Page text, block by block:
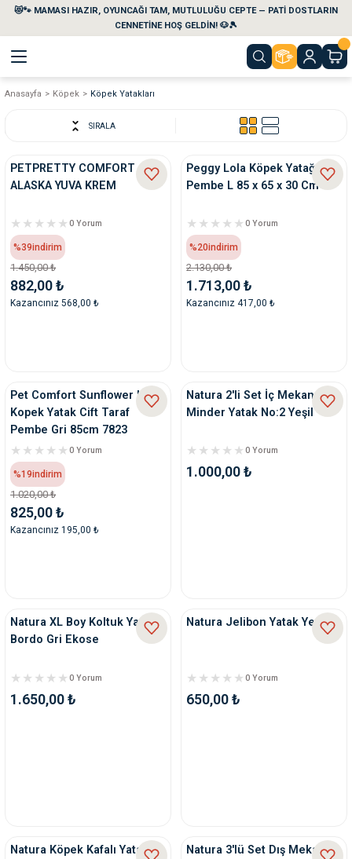
😻🐾 MAMASI HAZIR, OYUNCAĞI TAM, MUTLULUĞU CEPTE — PATİ DOSTLARIN
CENNETİNE HOŞ GELDİN! 🐶🎾
Geri Dön
Geri Dön
Temizlik Ürünleri
Su Kabları
Kemikleri
Seyahat Ürünleri
Geri Dön
Geri Dön
Geri Dön
Geri Dön
Anasayfa Köpek Köpek Yatakları
SIRALA
PETPRETTY COMFORT
ALASKA YUVA KREM
0 Yorum
%39indirim
1.450,00 ₺
882,00 ₺
Kazancınız 568,00 ₺
Peggy Lola Köpek Yatağı
Pembe L 85 x 65 x 30 Cm
0 Yorum
%20indirim
2.130,00 ₺
1.713,00 ₺
Kazancınız 417,00 ₺
Pet Comfort Sunflower Kedi
Kopek Yatak Cift Taraf
Pembe Gri 85cm 7823
0 Yorum
%19indirim
1.020,00 ₺
825,00 ₺
Kazancınız 195,00 ₺
Natura 2'li Set İç Mekan
Minder Yatak No:2 Yeşil
0 Yorum
1.000,00 ₺
Natura XL Boy Koltuk Yatak
Bordo Gri Ekose
0 Yorum
1.650,00 ₺
Natura Jelibon Yatak Yeşil
0 Yorum
650,00 ₺
Natura Köpek Kafalı Yatak
Natura 3'lü Set Dış Mekan